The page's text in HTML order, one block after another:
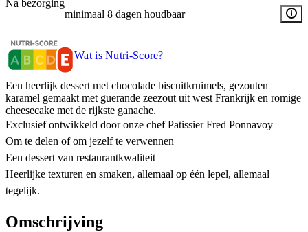
Na bezorging
minimaal 8 dagen houdbaar
Wat is Nutri-Score?
Een heerlijk dessert met chocolade biscuitkruimels, gezouten
karamel gemaakt met guerande zeezout uit west Frankrijk en romige
cheesecake met de rijkste ganache.
Exclusief ontwikkeld door onze chef Patissier Fred Ponnavoy
Om te delen of om jezelf te verwennen
Een dessert van restaurantkwaliteit
Heerlijke texturen en smaken, allemaal op één lepel, allemaal
tegelijk.
Omschrijving